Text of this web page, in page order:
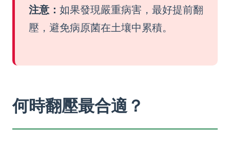
注意： 如果發現嚴重病害，最好提前翻
壓，避免病原菌在土壤中累積。
何時翻壓最合適？